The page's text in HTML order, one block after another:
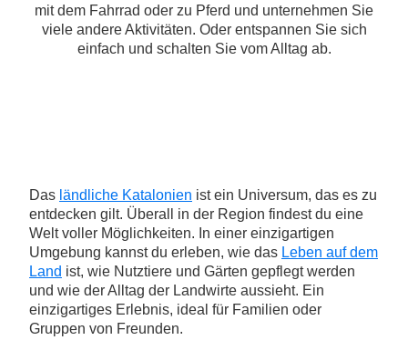
mit dem Fahrrad oder zu Pferd und unternehmen Sie
viele andere Aktivitäten. Oder entspannen Sie sich
einfach und schalten Sie vom Alltag ab.
Das ländliche Katalonien ist ein Universum, das es zu
entdecken gilt. Überall in der Region findest du eine
Welt voller Möglichkeiten. In einer einzigartigen
Umgebung kannst du erleben, wie das Leben auf dem
Land ist, wie Nutztiere und Gärten gepflegt werden
und wie der Alltag der Landwirte aussieht. Ein
einzigartiges Erlebnis, ideal für Familien oder
Gruppen von Freunden.